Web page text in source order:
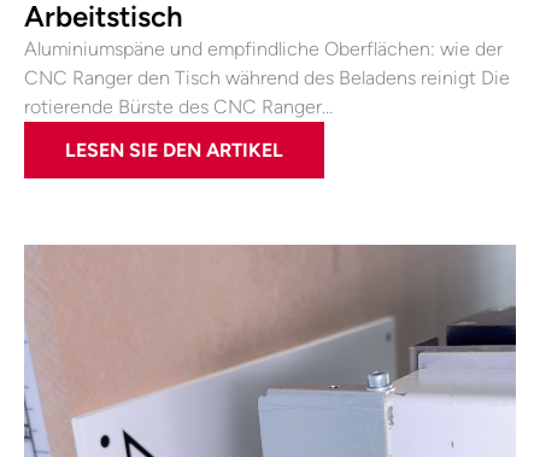
Arbeitstisch
Aluminiumspäne und empfindliche Oberflächen: wie der
CNC Ranger den Tisch während des Beladens reinigt Die
rotierende Bürste des CNC Ranger…
LESEN SIE DEN ARTIKEL